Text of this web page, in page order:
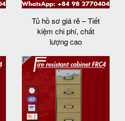
Tủ hồ sơ giá rẻ – Tiết
kiệm chi phí, chất
lượng cao